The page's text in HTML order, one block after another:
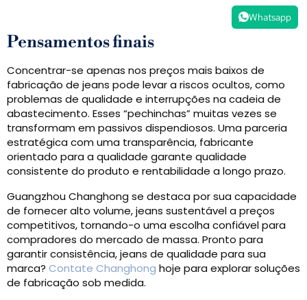
Pensamentos finais
Concentrar-se apenas nos preços mais baixos de
fabricação de jeans pode levar a riscos ocultos, como
problemas de qualidade e interrupções na cadeia de
abastecimento. Esses “pechinchas” muitas vezes se
transformam em passivos dispendiosos. Uma parceria
estratégica com uma transparência, fabricante
orientado para a qualidade garante qualidade
consistente do produto e rentabilidade a longo prazo.
Guangzhou Changhong se destaca por sua capacidade
de fornecer alto volume, jeans sustentável a preços
competitivos, tornando-o uma escolha confiável para
compradores do mercado de massa. Pronto para
garantir consistência, jeans de qualidade para sua
marca? Contate Changhong hoje para explorar soluções
de fabricação sob medida.
Whatsapp